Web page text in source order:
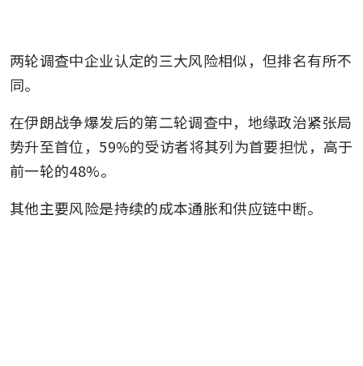
两轮调查中企业认定的三大风险相似，但排名有所不
同。
在伊朗战争爆发后的第二轮调查中，地缘政治紧张局
势升至首位，59%的受访者将其列为首要担忧，高于
前一轮的48%。
其他主要风险是持续的成本通胀和供应链中断。